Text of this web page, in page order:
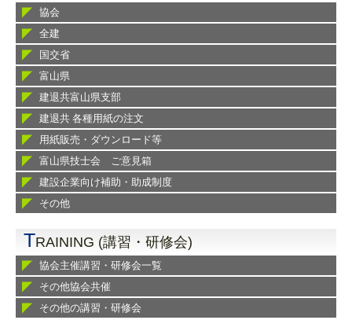
協会
全建
国交省
富山県
建退共富山県支部
建退共 各種用紙の注文
用紙販売・ダウンロード等
富山県技士会 ご意見箱
建設企業向け補助・助成制度
その他
TRAINING (講習・研修会)
協会主催講習・研修会一覧
その他協会共催
その他の講習・研修会